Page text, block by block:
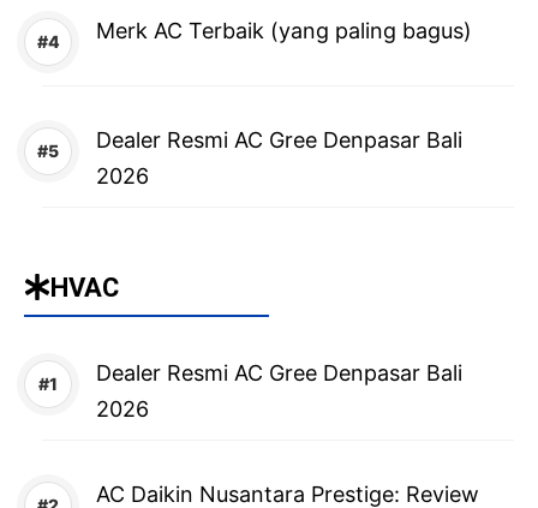
Merk AC Terbaik (yang paling bagus)
Dealer Resmi AC Gree Denpasar Bali
2026
HVAC
Dealer Resmi AC Gree Denpasar Bali
2026
AC Daikin Nusantara Prestige: Review